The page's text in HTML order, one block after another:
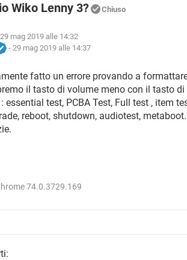
Wiko Lenny 3? Chiuso
mag 2019 alle 14:32
- 29 mag 2019 alle 14:37
fatto un errore provando a
il tasto di volume meno con il tasto
test, PCBA Test, Full test , item
reboot, shutdown, audiotest, metaboot.
74.0.3729.169